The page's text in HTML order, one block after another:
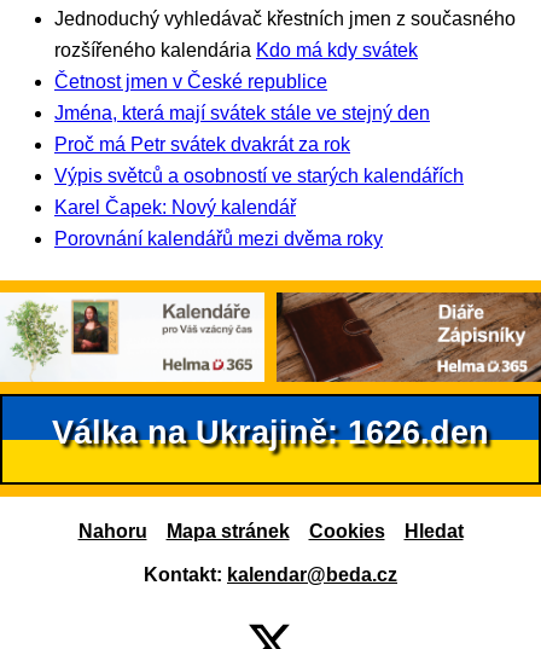
Jednoduchý vyhledávač křestních jmen z současného
rozšířeného kalendária Kdo má kdy svátek
Četnost jmen v České republice
Jména, která mají svátek stále ve stejný den
Proč má Petr svátek dvakrát za rok
Výpis světců a osobností ve starých kalendářích
Karel Čapek: Nový kalendář
Porovnání kalendářů mezi dvěma roky
Válka na Ukrajině: 1626.den
Nahoru Mapa stránek Cookies Hledat
Kontakt: kalendar@beda.cz